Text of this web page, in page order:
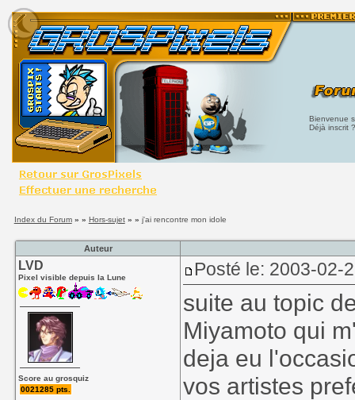
Bienvenue
Déjà inscrit
Index du Forum» » Hors-sujet» » j'ai rencontre mon idole
Auteur
LVD
Pixel visible depuis la Lune
Score au grosquiz
0021285 pts.
Posté le: 2003-02-
suite au topic
Miyamoto qui
deja eu
vos artistes